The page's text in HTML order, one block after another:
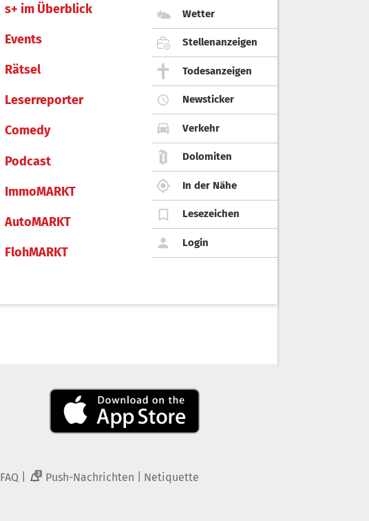
s+ im Überblick
Events
Rätsel
Leserreporter
Comedy
Podcast
ImmoMARKT
AutoMARKT
FlohMARKT
Wetter
Stellenanzeigen
Todesanzeigen
Newsticker
Verkehr
Dolomiten
In der Nähe
Lesezeichen
Login
FAQ 2 Push-Nachrichten Netiquette